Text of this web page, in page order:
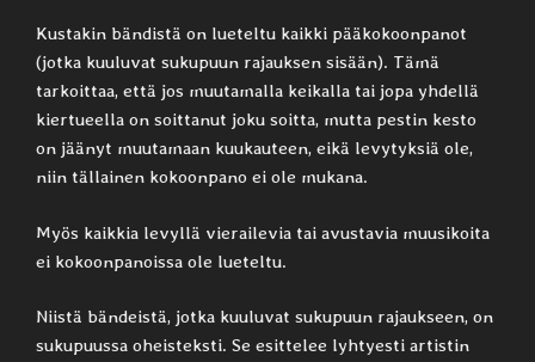
Kustakin bändistä on lueteltu kaikki pääkokoonpanot
(jotka kuuluvat sukupuun rajauksen sisään). Tämä
tarkoittaa, että jos muutamalla keikalla tai jopa yhdellä
kiertueella on soittanut joku soitta, mutta pestin kesto
on jäänyt muutamaan kuukauteen, eikä levytyksiä ole,
niin tällainen kokoonpano ei ole mukana.
Myös kaikkia levyllä vierailevia tai avustavia muusikoita
ei kokoonpanoissa ole lueteltu.
Niistä bändeistä, jotka kuuluvat sukupuun rajaukseen, on
sukupuussa oheisteksti. Se esittelee lyhtyesti artistin